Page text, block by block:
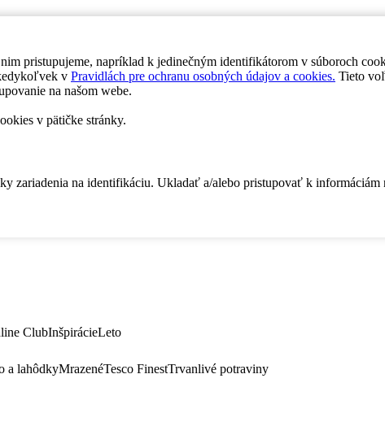
pristupujeme, napríklad k jedinečným identifikátorom v súboroch
v Pravidlách pre ochranu osobných údajov a cookies. Tieto
na našom webe.
v pätičke stránky.
zariadenia na identifikáciu. Ukladať a/alebo pristupovať k informáciám
ClubInšpirácieLeto
a lahôdkyMrazenéTesco FinestTrvanlivé potraviny